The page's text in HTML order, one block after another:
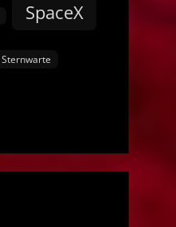
SpaceX
Sternwarte